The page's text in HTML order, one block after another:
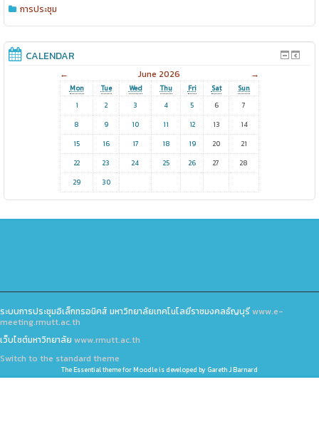
การประชุม
CALENDAR
← June 2026 →
Mon Tue Wed Thu Fri Sat
Sun
1
2 3 4 5 6
7
8
9 10 11 12 13
14
15
16 17 18 19 20
21
22
23 24 25 26 27
28
29
30
ระบบการประชุมอิเล็กทรอนิคส์ มหาวิทยาลัยเทคโนโลยีราชมงคลธัญบุรีwww.e-
meeting.rmutt.ac.th
เว็บไซต์มหาวิทยาลัย www.rmutt.ac.th
Switch to the standard theme
The Essentialtheme for Moodle is developed by Gareth J Barnard